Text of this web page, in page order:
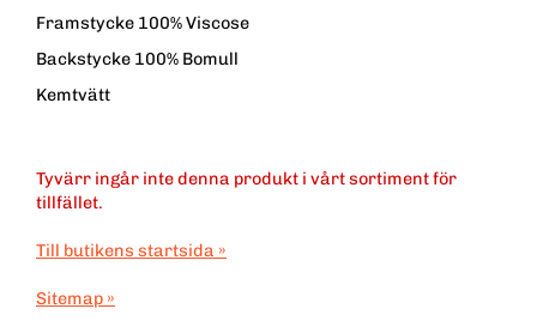
Framstycke 100% Viscose
Backstycke 100% Bomull
Kemtvätt
Tyvärr ingår inte denna produkt i vårt sortiment för
tillfället.
Till butikens startsida »
Sitemap »